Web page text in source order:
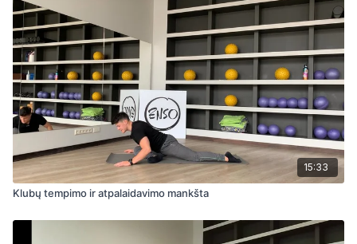
15:33
Klubų tempimo ir atpalaidavimo mankšta